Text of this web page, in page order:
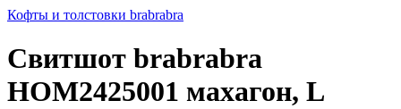
Кофты и толстовки brabrabra
Свитшот brabrabra
HOM2425001 махагон, L